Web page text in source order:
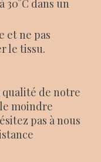
dans un
et ne pas
le tissu.
qualité de notre
moindre
pas à nous